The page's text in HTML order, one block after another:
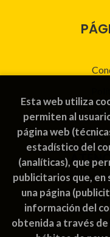
Esta web utiliza
permiten al
página web
estadístico del
(analíticas), que
publicitarios que, en
una página
información del
obtenida a través de